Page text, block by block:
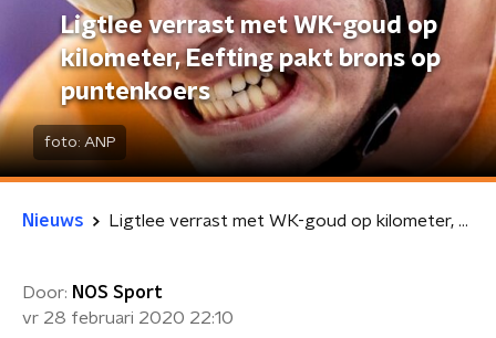
Ligtlee verrast met WK-goud op
kilometer, Eefting pakt brons op
puntenkoers
foto: ANP
Nieuws Ligtlee verrast met WK-goud op kilometer, Eefting pakt brons op puntenkoers
Door: NOS Sport
vr 28 februari 2020 22:10